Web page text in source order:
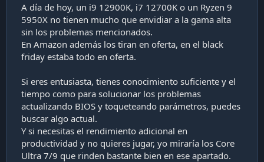
A día de hoy, un i9 12900K, i7 12700K o un Ryzen 9
5950X no tienen mucho que envidiar a la gama alta
sin los problemas mencionados.
En Amazon además los tiran en oferta, en el black
friday estaba todo en oferta.
Si eres entusiasta, tienes conocimiento suficiente y el
tiempo como para solucionar los problemas
actualizando BIOS y toqueteando parámetros, puedes
buscar algo actual.
Y si necesitas el rendimiento adicional en
productividad y no quieres jugar, yo miraría los Core
Ultra 7/9 que rinden bastante bien en ese apartado.